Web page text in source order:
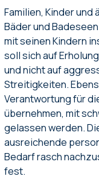
Familien, Kinder
Bäder und
mit seinen Kindern
soll sich auf
und nicht auf
Streitigkeiten.
Verantwortung für
übernehmen, mit
gelassen werden.
ausreichende
Bedarf rasch
fest.